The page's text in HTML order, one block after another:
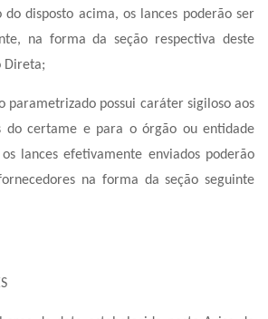
do disposto acima, os lances poderão ser
na forma da seção respectiva deste
Direta;
parametrizado possui caráter sigiloso aos
do certame e para o órgão ou entidade
lances efetivamente enviados poderão
na forma da seção seguinte